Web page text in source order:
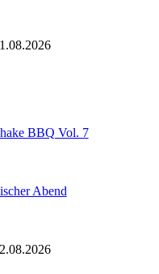
BBQ Vol. 7
Abend